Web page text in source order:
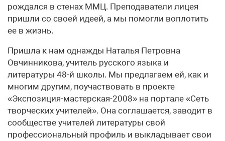
рождался в стенах ММЦ. Преподаватели лицея
пришли со своей идеей, а мы помогли воплотить
ее в жизнь.
Пришла к нам однажды Наталья Петровна
Овчинникова, учитель русского языка и
литературы 48-й школы. Мы предлагаем ей, как и
многим другим, поучаствовать в проекте
«Экспозиция-мастерская-2008» на портале «Сеть
творческих учителей». Она соглашается, заводит в
сообществе учителей литературы свой
профессиональный профиль и выкладывает свои